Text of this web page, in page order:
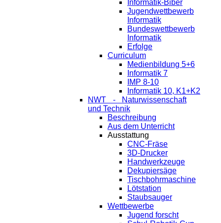
Informatik-Biber
Jugendwettbewerb
Informatik
Bundeswettbewerb
Informatik
Erfolge
Curriculum
Medienbildung 5+6
Informatik 7
IMP 8-10
Informatik 10, K1+K2
NWT - Naturwissenschaft
und Technik
Beschreibung
Aus dem Unterricht
Ausstattung
CNC-Fräse
3D-Drucker
Handwerkzeuge
Dekupiersäge
Tischbohrmaschine
Lötstation
Staubsauger
Wettbewerbe
Jugend forscht